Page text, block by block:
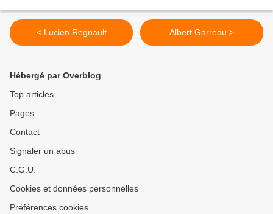
< Lucien Regnault Albert Garreau >
Hébergé par Overblog
Top articles
Pages
Contact
Signaler un abus
C.G.U.
Cookies et données personnelles
Préférences cookies